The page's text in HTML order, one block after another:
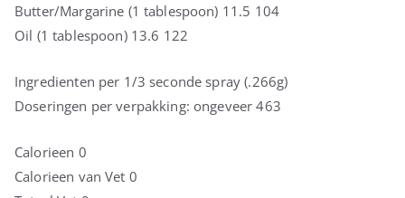
Butter/Margarine (1 tablespoon) 11.5 104
Oil (1 tablespoon) 13.6 122
Ingredienten per 1/3 seconde spray (.266g)
Doseringen per verpakking: ongeveer 463
Calorieen 0
Calorieen van Vet 0